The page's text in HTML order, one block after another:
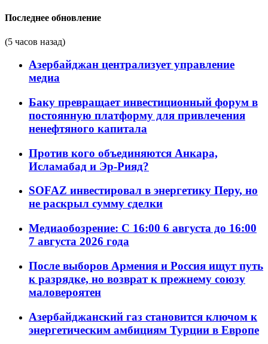
Последнее обновление
(5 часов назад)
Азербайджан централизует управление
медиа
Баку превращает инвестиционный форум в
постоянную платформу для привлечения
ненефтяного капитала
Против кого объединяются Анкара,
Исламабад и Эр-Рияд?
SOFAZ инвестировал в энергетику Перу, но
не раскрыл сумму сделки
Медиаобозрение: С 16:00 6 августа до 16:00
7 августа 2026 года
После выборов Армения и Россия ищут путь
к разрядке, но возврат к прежнему союзу
маловероятен
Азербайджанский газ становится ключом к
энергетическим амбициям Турции в Европе